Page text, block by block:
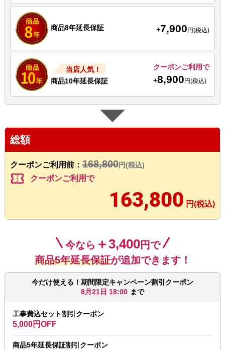
商品8年延長保証 +7,900円(税込)
当店人気！
商品10年延長保証
クーポンご利用で
+8,900 円(税込)
総額
クーポンご利用前： 168,800円(税込)
confirmation_number クーポンご利用で
163,800 円(税込)
今なら ＋3,400円で
商品5年延長保証が追加できます！
今だけ使える！期間限定キャンペーン割引クーポン
8月21日 18:00 まで
工事費込セット割引クーポン
5,000円OFF
商品5年延長保証割引クーポン